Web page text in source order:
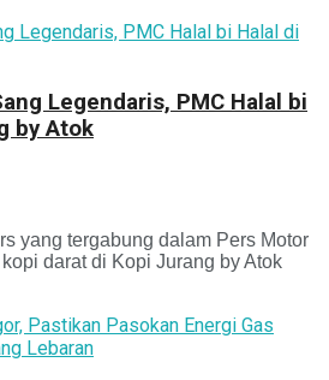
Legendaris, PMC Halal bi
by Atok
yang tergabung dalam Pers Motor
darat di Kopi Jurang by Atok